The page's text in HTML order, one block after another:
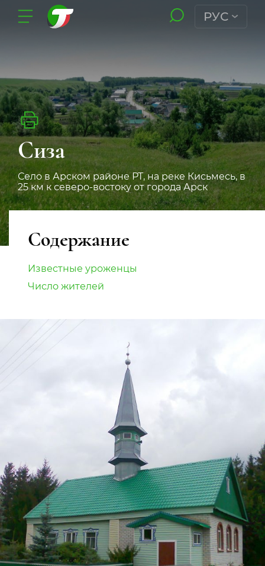
РУС
Сиза
Село в Арском районе РТ, на реке Кисьмесь, в
25 км к северо-востоку от города Арск
Содержание
Известные уроженцы
Число жителей